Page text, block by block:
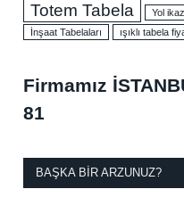
Totem Tabela Yol
İnşaat Tabelaları ışıklı tabela
Firmamız
81
BAŞKA BIR ARZUNUZ?